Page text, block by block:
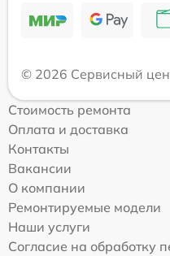
© 2026 Сервисный
Стоимость ремонта
Оплата и доставка
Контакты
Вакансии
О компании
Ремонтируемые модели
Наши услуги
Согласие на обработку